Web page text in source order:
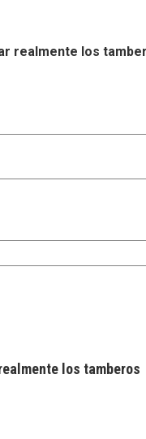
realmente los
los tamberos